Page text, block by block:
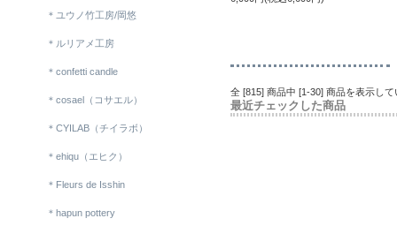
全 [815] 商品中 [1-30] 商品を表示し
最近チェックした商品
＊ユウノ竹工房/岡悠
＊ルリアメ工房
＊confetti candle
＊cosael（コサエル）
＊CYILAB（チイラボ）
＊ehiqu（エヒク）
＊Fleurs de Isshin
＊hapun pottery